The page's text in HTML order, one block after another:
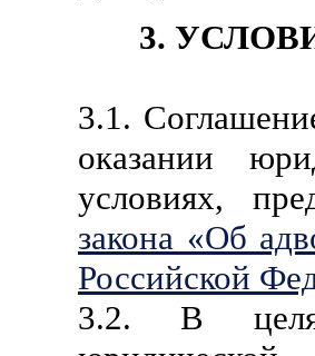
3.
3.1.
оказании
условиях,
закона «Об
Российской
3.2. В